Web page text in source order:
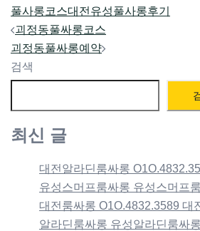
풀사롱코스대전유성풀사롱후기
Post
navigation
괴정동풀싸롱코스
괴정동풀싸롱예약
검색
최신 글
대전알라딘룸싸롱
유성스머프룸싸롱 유성스머프
대전룸싸롱 O1O.4832.3589 대
알라딘룸싸롱 유성알라딘룸싸